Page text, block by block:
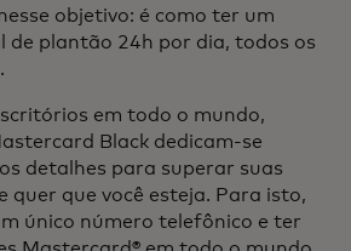
objetivo: é como ter um
de plantão 24h por dia, todos os
em todo o mundo,
Black dedicam-se
detalhes para superar suas
quer que você esteja. Para isto,
único número telefônico e ter